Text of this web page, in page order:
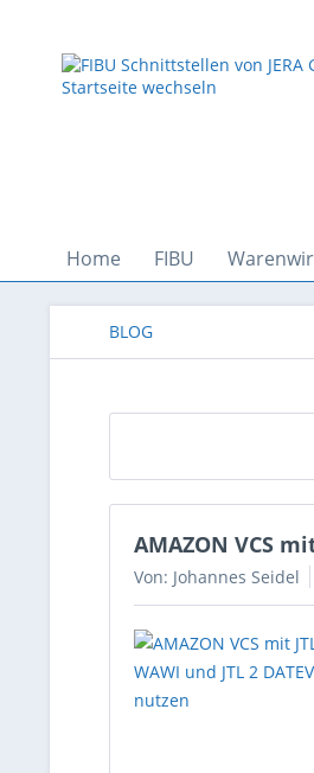
Home FIBU
BLOG
AMAZON VCS
Von: Johannes Seidel